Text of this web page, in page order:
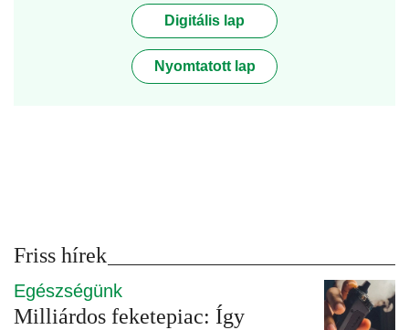
Digitális lap
Nyomtatott lap
Friss hírek
Egészségünk
Milliárdos feketepiac: Így